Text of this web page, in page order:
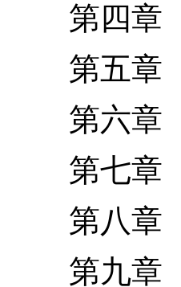
第四章
第五章
第六章
第七章
第八章
第九章